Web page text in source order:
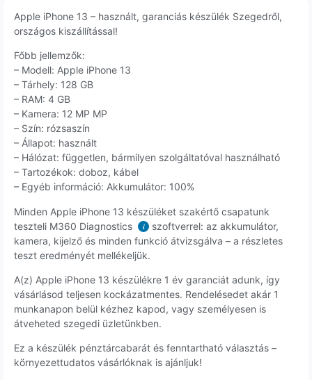
Apple iPhone 13 – használt, garanciás készülék Szegedről,
országos kiszállítással!
Főbb jellemzők:
– Modell: Apple iPhone 13
– Tárhely: 128 GB
– RAM: 4 GB
– Kamera: 12 MP MP
– Szín: rózsaszín
– Állapot: használt
– Hálózat: független, bármilyen szolgáltatóval használható
– Tartozékok: doboz, kábel
– Egyéb információ: Akkumulátor: 100%
Minden Apple iPhone 13 készüléket szakértő csapatunk
teszteli M360 Diagnostics
i
szoftverrel: az akkumulátor,
kamera, kijelző és minden funkció átvizsgálva – a részletes
teszt eredményét mellékeljük.
A(z) Apple iPhone 13 készülékre 1 év garanciát adunk, így
vásárlásod teljesen kockázatmentes. Rendelésedet akár 1
munkanapon belül kézhez kapod, vagy személyesen is
átveheted szegedi üzletünkben.
Ez a készülék pénztárcabarát és fenntartható választás –
környezettudatos vásárlóknak is ajánljuk!